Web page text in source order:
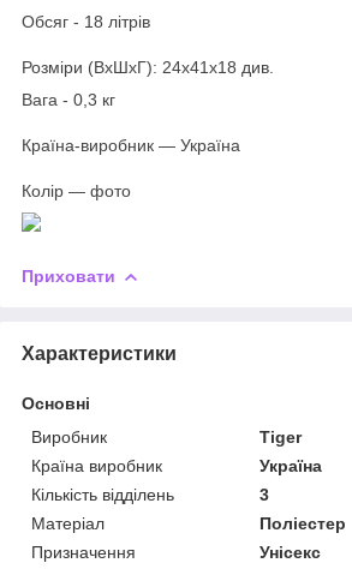
Обсяг - 18 літрів
Розміри (ВхШхГ): 24x41x18 див.
Вага - 0,3 кг
Країна-виробник ― Україна
Колір ― фото
Приховати
Характеристики
Основні
Виробник
Tiger
Країна виробник
Україна
Кількість відділень
3
Матеріал
Поліестер
Призначення
Унісекс